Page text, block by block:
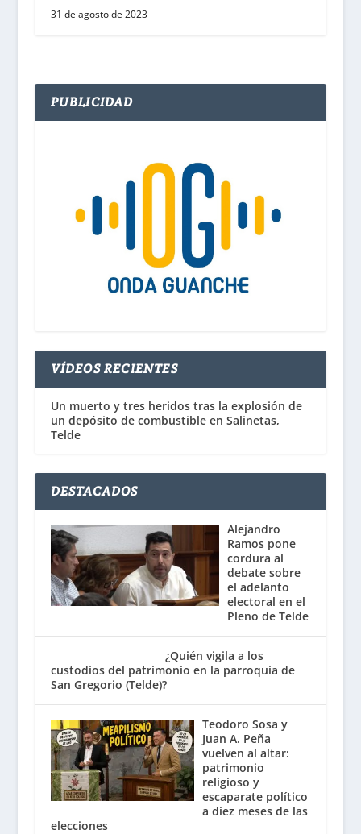
31 de agosto de 2023
PUBLICIDAD
VÍDEOS RECIENTES
Un muerto y tres heridos tras la explosión de
un depósito de combustible en Salinetas,
Telde
DESTACADOS
Alejandro
Ramos pone
cordura al
debate sobre
el adelanto
electoral en el
Pleno de Telde
¿Quién vigila a los
custodios del patrimonio en la parroquia de
San Gregorio (Telde)?
Teodoro Sosa y
Juan A. Peña
vuelven al altar:
patrimonio
religioso y
escaparate político
a diez meses de las
elecciones